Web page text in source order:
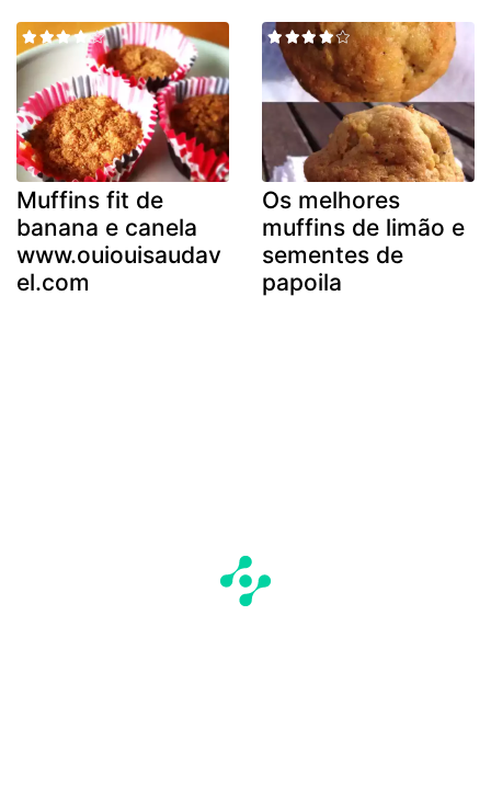
Muffins fit de
banana e canela
www.ouiouisaudav
el.com
Os melhores
muffins de limão e
sementes de
papoila